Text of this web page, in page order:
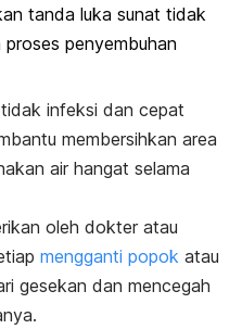
tanda luka sunat tidak
penyembuhan
infeksi dan cepat
membersihkan area
air hangat selama
oleh dokter atau
mengganti popok atau
gesekan dan mencegah